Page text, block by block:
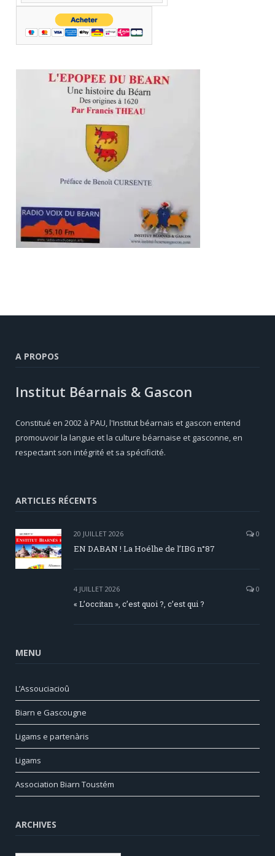
A PROPOS
Institut Béarnais & Gascon
Constitué en 2002 à PAU, l'Institut béarnais et gascon entend
promouvoir la langue et la culture béarnaise et gasconne, en
respectant son intégrité et sa spécificité.
ARTICLES RÉCENTS
20 JUILLET 2026 0
EN DABAN ! La Hoélhe de l’IBG n°87
4 JUILLET 2026 0
« L’occitan », c’est quoi ?, c’est qui ?
MENU
L’Assouciacioû
Biarn e Gascougne
Ligams e partenàris
Ligams
Association Biarn Toustém
ARCHIVES